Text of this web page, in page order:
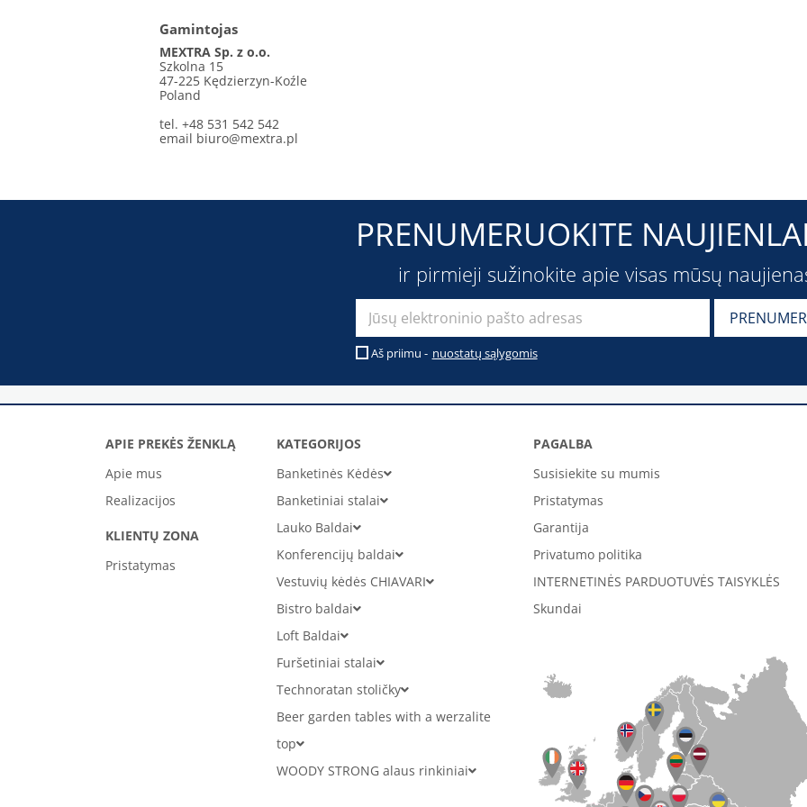
Gamintojas
MEXTRA Sp. z o.o.
Szkolna 15
47-225 Kędzierzyn-Koźle
Poland
tel. +48 531 542 542
email biuro@mextra.pl
PRENUMERUOKITE
ir pirmieji sužinokite apie visas mūsų
Aš priimu - nuostatų sąlygomis
APIE PREKĖS ŽENKLĄ
Apie mus
Realizacijos
KLIENTŲ ZONA
Pristatymas
KATEGORIJOS
Banketinės Kėdės
Banketiniai stalai
Lauko Baldai
Konferencijų baldai
Vestuvių kėdės CHIAVARI
Bistro baldai
Loft Baldai
Furšetiniai stalai
Technoratan stoličky
Beer garden tables with a werzalite
top
WOODY STRONG alaus rinkiniai
PAGALBA
Susisiekite su mumis
Pristatymas
Garantija
Privatumo politika
INTERNETINĖS PARDUOTUVĖS TAISYKLĖS
Skundai